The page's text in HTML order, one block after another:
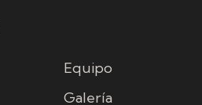
Equipo
Galería